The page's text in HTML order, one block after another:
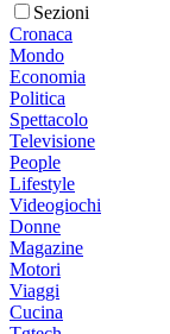
Sezioni
Cronaca
Mondo
Economia
Politica
Spettacolo
Televisione
People
Lifestyle
Videogiochi
Donne
Magazine
Motori
Viaggi
Cucina